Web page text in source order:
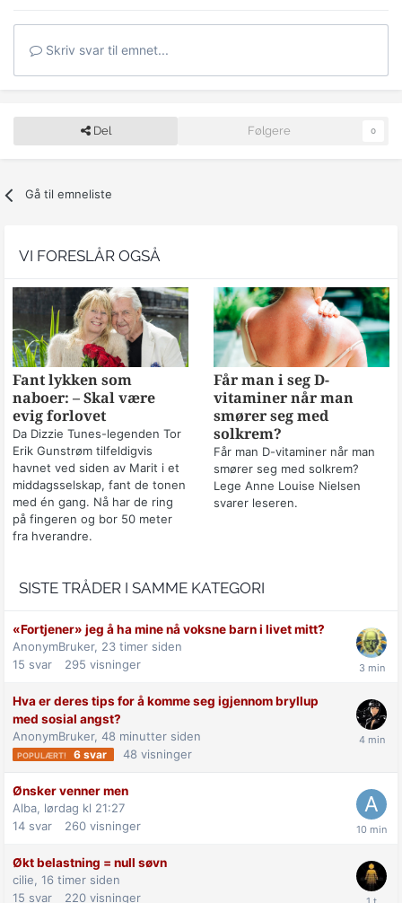
Skriv svar til emnet...
Del Følgere 0
Gå til emneliste
VI FORESLÅR OGSÅ
Fant lykken som
naboer: – Skal være
evig forlovet
Da Dizzie Tunes-legenden Tor
Erik Gunstrøm tilfeldigvis
havnet ved siden av Marit i et
middagsselskap, fant de tonen
med én gang. Nå har de ring
på fingeren og bor 50 meter
fra hverandre.
Får man i seg D-
vitaminer når man
smører seg med
solkrem?
Får man D-vitaminer når man
smører seg med solkrem?
Lege Anne Louise Nielsen
svarer leseren.
SISTE TRÅDER I SAMME KATEGORI
«Fortjener» jeg å ha mine nå voksne barn i livet mitt?
AnonymBruker, 23 timer siden
15 svar 295 visninger
Hva er deres tips for å komme seg igjennom bryllup
med sosial angst?
AnonymBruker, 48 minutter siden
6 svar 48 visninger
Ønsker venner men
Alba, lørdag kl 21:27
14 svar 260 visninger
Økt belastning = null søvn
cilie, 16 timer siden
15 svar 220 visninger